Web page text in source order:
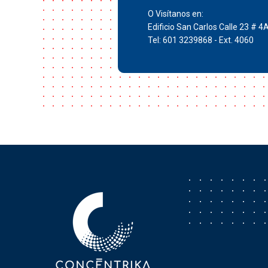
O Visítanos en:
Edificio San Carlos Calle 23 #
Tel: 601 3239868 - Ext. 4060